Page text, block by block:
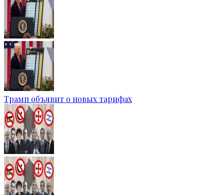
Трамп объявит о новых тарифах